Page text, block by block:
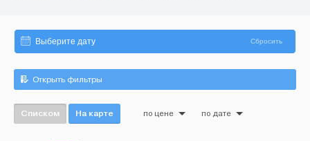
Сбросить
Открыть фильтры
Списком На карте по цене по дате